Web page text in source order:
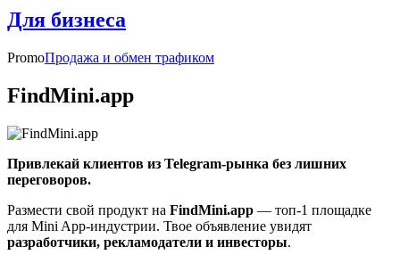
Для бизнеса
PromoПродажа и обмен трафиком
FindMini.app
Привлекай клиентов из Telegram-рынка без лишних
переговоров.
Размести свой продукт на FindMini.app — топ-1 площадке
для Mini App-индустрии. Твое объявление увидят
разработчики, рекламодатели и инвесторы.